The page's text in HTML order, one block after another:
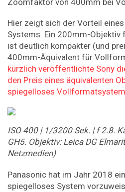
Hier zeigt sich der Vorteil
Systems. Ein 200mm-Objektiv
ist deutlich kompakter (und
400mm-Äquivalent für
kürzlich veröffentlichte Sony
den Preis eines äquivalenten
spiegelloses
ISO 400 | 1/3200 Sek. | f 2.8.
GH5. Objektiv: Leica DG
Netzmedien)
Panasonic hat im Jahr 2018
spiegelloses System